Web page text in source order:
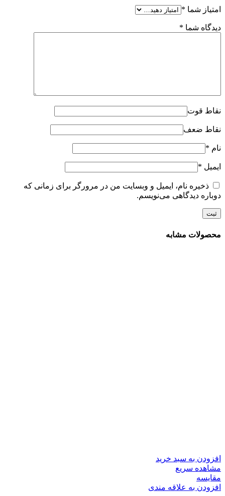
امتیاز شما *
دیدگاه شما *
نقاط قوت
نقاط ضعف
نام *
ایمیل *
ذخیره نام، ایمیل و وبسایت من در مرورگر برای زمانی که
دوباره دیدگاهی می‌نویسم.
محصولات مشابه
افزودن به سبد خرید
مشاهده سریع
مقایسه
افزودن به علاقه مندی